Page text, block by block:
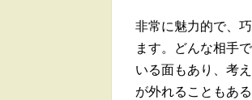
非常に魅力的で、
ます。どんな相手
いる面もあり、考
が外れることもあ